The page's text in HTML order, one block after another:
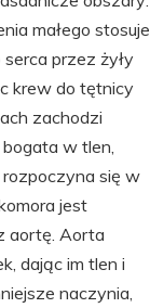
małego stosuje
przez żyły
krew do tętnicy
zachodzi
w tlen,
rozpoczyna się w
jest
aortę. Aorta
dając im tlen i
naczynia,